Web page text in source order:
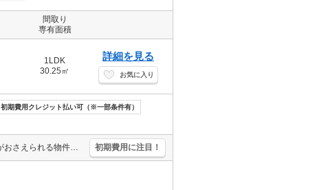
間取り
専有面積
1LDK
30.25㎡
詳細を見る
お気に入り
初期費用クレジット払い可（※一部条件有）
礼金0・敷金0・仲介手数料0。インターネットWi-Fi無料。初期費用がおさえられる物件。引越指定業者あり。退室時清掃料104,060円。1年未満解約時、違約金家賃＋管理費の１ヶ月分。 初期費用に注目！